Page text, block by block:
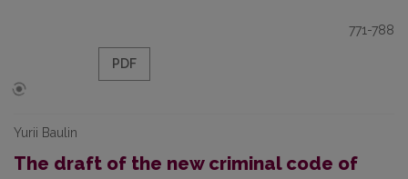
771-788
PDF
Yurii Baulin
The draft of the new criminal code of